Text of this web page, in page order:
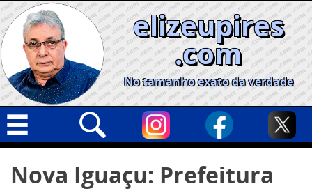
Skip
to
content
elizeupires
.com
No tamanho exato da verdade
Geral
por:
Nova Iguaçu: Prefeitura